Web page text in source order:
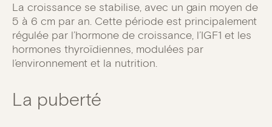
La croissance se stabilise, avec un gain moyen de
5 à 6 cm par an. Cette période est principalement
régulée par l’hormone de croissance, l’IGF1 et les
hormones thyroïdiennes, modulées par
l’environnement et la nutrition.
La puberté